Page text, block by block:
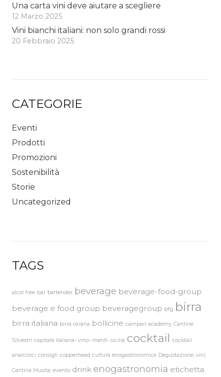
Una carta vini deve aiutare a scegliere
12 Marzo 2025
Vini bianchi italiani: non solo grandi rossi
20 Febbraio 2025
CATEGORIE
Eventi
Prodotti
Promozioni
Sostenibilità
Storie
Uncategorized
TAGS
alcol free bar bartender beverage beverage-food-group
beverage e food group beveragegroup bfg birra
birra italiana birra oxiana bollicine campari academy Cantine
Silvestri capitale italiana- vino- menfi- sicilia cocktail cocktail
analcolici consigli copperhead cultura enogastronomica Degustazione; vini;
Cantina Musita; evento drink enogastronomia etichetta